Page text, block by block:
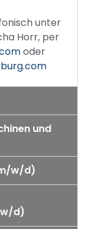
unter
Horr, per
oder
und
w/d)
d)